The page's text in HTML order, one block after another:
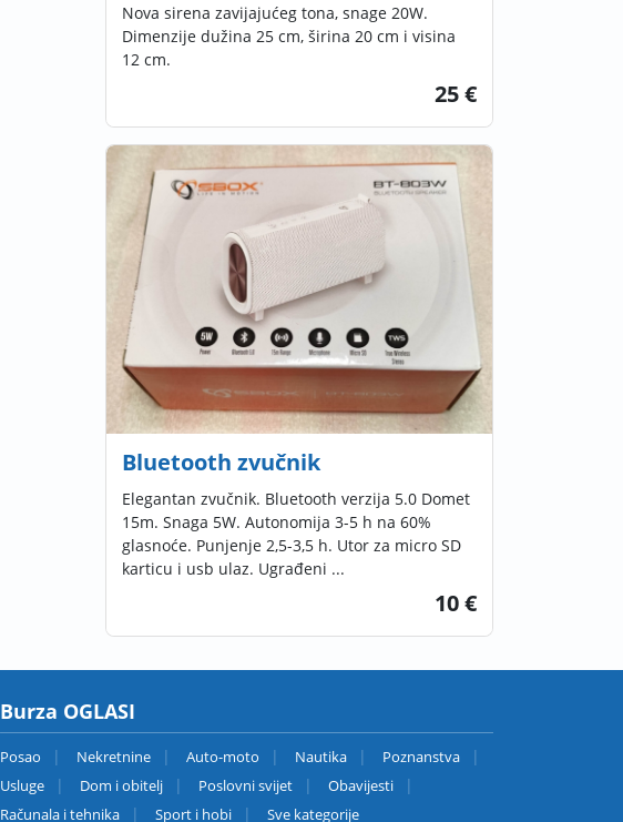
Nova sirena zavijajućeg tona, snage 20W.
Dimenzije dužina 25 cm, širina 20 cm i visina
12 cm.
25 €
Bluetooth zvučnik
Elegantan zvučnik. Bluetooth verzija 5.0 Domet
15m. Snaga 5W. Autonomija 3-5 h na 60%
glasnoće. Punjenje 2,5-3,5 h. Utor za micro SD
karticu i usb ulaz. Ugrađeni ...
10 €
Burza OGLASI
Posao Nekretnine Auto-moto Nautika
Poznanstva
Usluge
Dom i obitelj Poslovni svijet
Obavijesti
Računala i tehnika
Sport i hobi Sve kategorije